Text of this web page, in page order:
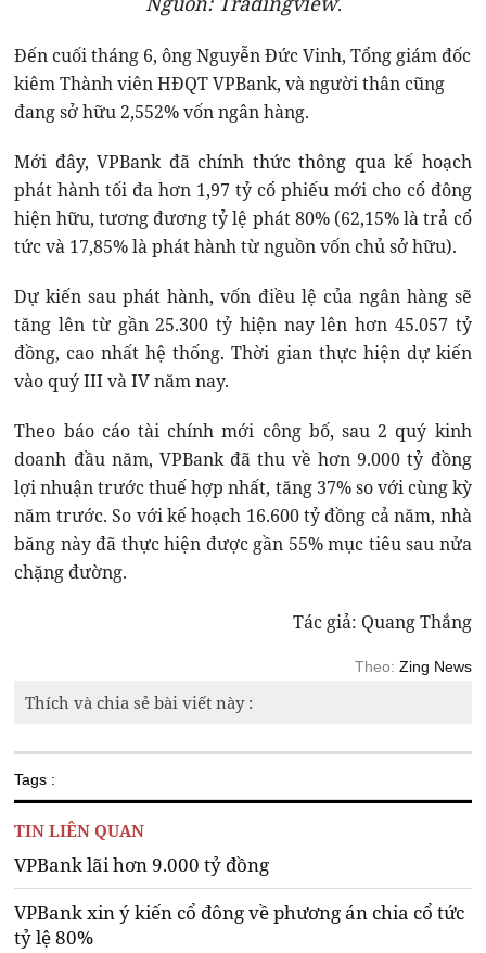
Đến cuối tháng 6, ông Nguyễn Đức Vinh, Tổng giám đốc
kiêm Thành viên HĐQT VPBank, và người thân cũng
đang sở hữu 2,552% vốn ngân hàng.
Mới đây, VPBank đã chính thức thông qua kế hoạch
phát hành tối đa hơn 1,97 tỷ cổ phiếu mới cho cổ đông
hiện hữu, tương đương tỷ lệ phát 80% (62,15% là trả cổ
tức và 17,85% là phát hành từ nguồn vốn chủ sở hữu).
Dự kiến sau phát hành, vốn điều lệ của ngân hàng sẽ
tăng lên từ gần 25.300 tỷ hiện nay lên hơn 45.057 tỷ
đồng, cao nhất hệ thống. Thời gian thực hiện dự kiến
vào quý III và IV năm nay.
Theo báo cáo tài chính mới công bố, sau 2 quý kinh
doanh đầu năm, VPBank đã thu về hơn 9.000 tỷ đồng
lợi nhuận trước thuế hợp nhất, tăng 37% so với cùng kỳ
năm trước. So với kế hoạch 16.600 tỷ đồng cả năm, nhà
băng này đã thực hiện được gần 55% mục tiêu sau nửa
chặng đường.
Tác giả: Quang Thắng
Theo: Zing News
Thích và chia sẻ bài viết này :
Tags :
TIN LIÊN QUAN
VPBank lãi hơn 9.000 tỷ đồng
VPBank xin ý kiến cổ đông về phương án chia cổ tức
tỷ lệ 80%